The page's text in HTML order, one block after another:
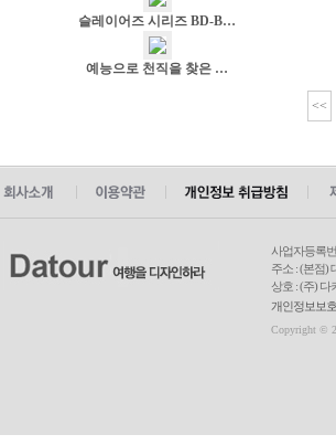
슬레이어즈 시리즈 BD-B…
예능으로 천직을 찾은 …
<<
사업자등록
주소 : (본점)
상호 : (주) 다
개인정보보호
Copyright ©